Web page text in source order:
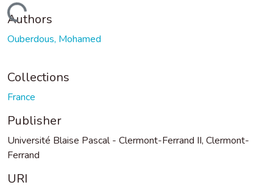
Loading...
Authors
Ouberdous, Mohamed
Collections
France
Publisher
Université Blaise Pascal - Clermont-Ferrand II, Clermont-
Ferrand
URI